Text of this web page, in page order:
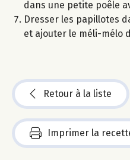
dans une petite poêle
Dresser les papillotes
et ajouter le méli-mélo
Retour à la liste
Imprimer la